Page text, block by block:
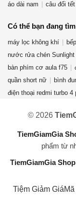
áo dài nam
câu đối tết
Có thể bạn đang tìm
máy lọc không khí
nước rửa chén Sunlight
bàn phím cơ aula f75
quần short nữ
bình
điện thoại redmi turbo 4
máy giặt cửa ngang
nước hoa mini
gấu
máy hút ẩm
© 2026
TiemGiamGia
phẩm từ
TiemGiamGia Shop
Tiệm Giảm Giá